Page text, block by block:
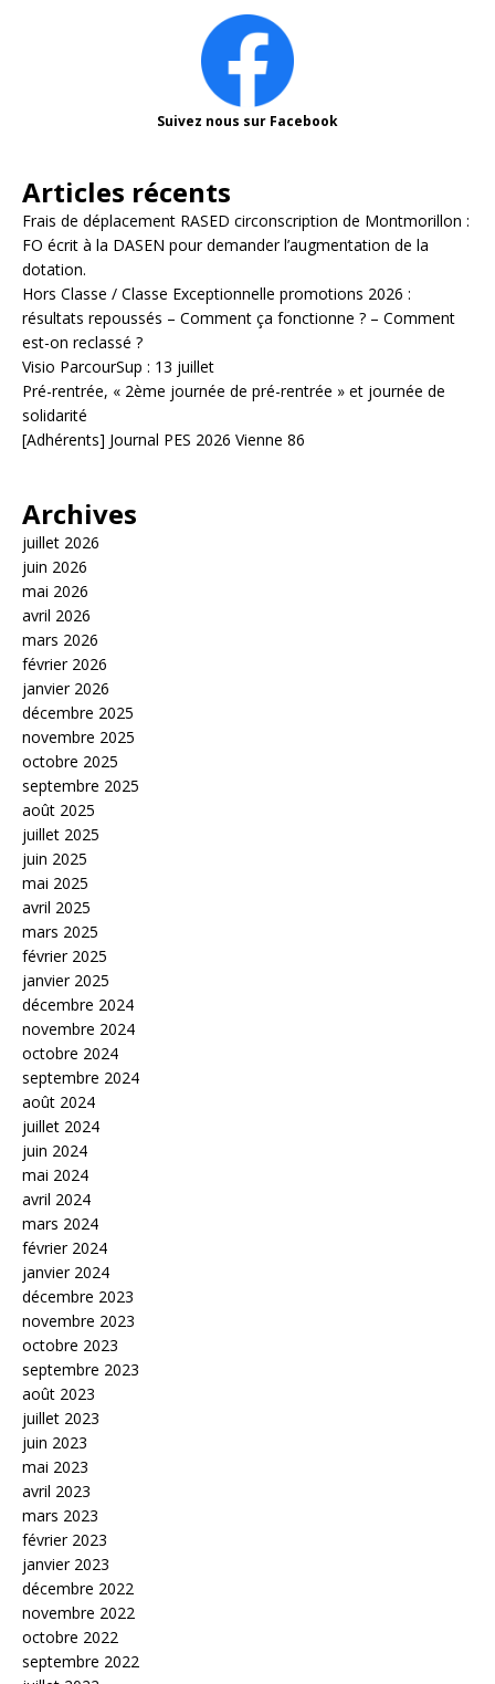
Suivez nous sur Facebook
Articles récents
Frais de déplacement RASED circonscription de Montmorillon :
FO écrit à la DASEN pour demander l’augmentation de la
dotation.
Hors Classe / Classe Exceptionnelle promotions 2026 :
résultats repoussés – Comment ça fonctionne ? – Comment
est-on reclassé ?
Visio ParcourSup : 13 juillet
Pré-rentrée, « 2ème journée de pré-rentrée » et journée de
solidarité
[Adhérents] Journal PES 2026 Vienne 86
Archives
juillet 2026
juin 2026
mai 2026
avril 2026
mars 2026
février 2026
janvier 2026
décembre 2025
novembre 2025
octobre 2025
septembre 2025
août 2025
juillet 2025
juin 2025
mai 2025
avril 2025
mars 2025
février 2025
janvier 2025
décembre 2024
novembre 2024
octobre 2024
septembre 2024
août 2024
juillet 2024
juin 2024
mai 2024
avril 2024
mars 2024
février 2024
janvier 2024
décembre 2023
novembre 2023
octobre 2023
septembre 2023
août 2023
juillet 2023
juin 2023
mai 2023
avril 2023
mars 2023
février 2023
janvier 2023
décembre 2022
novembre 2022
octobre 2022
septembre 2022